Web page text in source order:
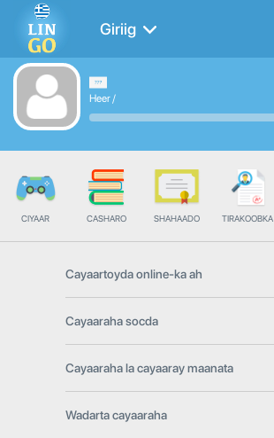
Giriig
Heer/
CIYAAR CASHARO SHAHAADO TIRAKOOBKA
Cayaartoyda online-ka ah
Cayaaraha socda
Cayaaraha la cayaaray maanata
Wadarta cayaaraha